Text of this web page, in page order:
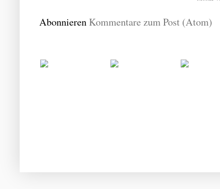
Abonnieren Kommentare zum Post (Atom)